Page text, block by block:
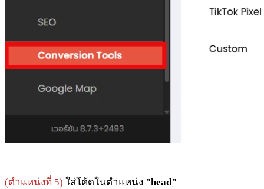
(ตำแหน่งที่ 5) ใส่โค้ดในตำแหน่ง "head"